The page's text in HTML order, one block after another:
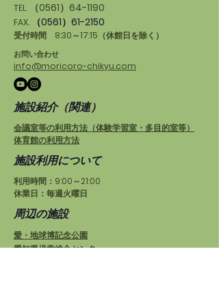
TEL.
（0561）64-1190
FAX. （0561）61-2150
受付時間 8:30～17:15（休館日を除く）
お問い合わせ
info@moricoro-chikyu.com
施設紹介（関連）
会議室等の利用方法（体験学習室・多目的室等）
体育館の利用方法
施設利用について
利用時間：9:00～21:00
休業日：毎週火曜日
周辺の施設
愛・地球博記念公園
愛知県児童総合センター